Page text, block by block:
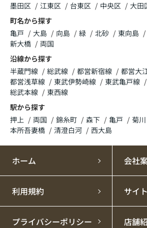
墨田区
江東区 台東区 中央区 大田
町名から探す
亀戸
大島 向島 緑 北砂 東向島
新大橋
両国
沿線から探す
半蔵門線
総武線 都営新宿線
都営大
都営浅草線
東武伊勢崎線 東武亀戸線
総武本線
東西線
駅から探す
押上
両国 錦糸町 森下 亀戸 菊川
本所吾妻橋
清澄白河 西大島
ホーム 会社
利用規約 サイ
プライバシーポリシー 店舗